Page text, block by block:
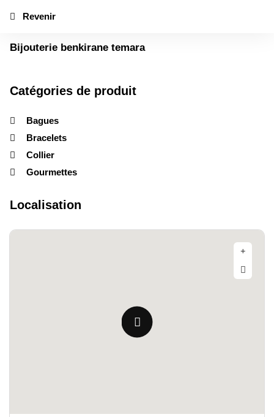
Bijouterie benkirane temara
Catégories de produit
Bagues
Bracelets
Collier
Gourmettes
Localisation
Revenir